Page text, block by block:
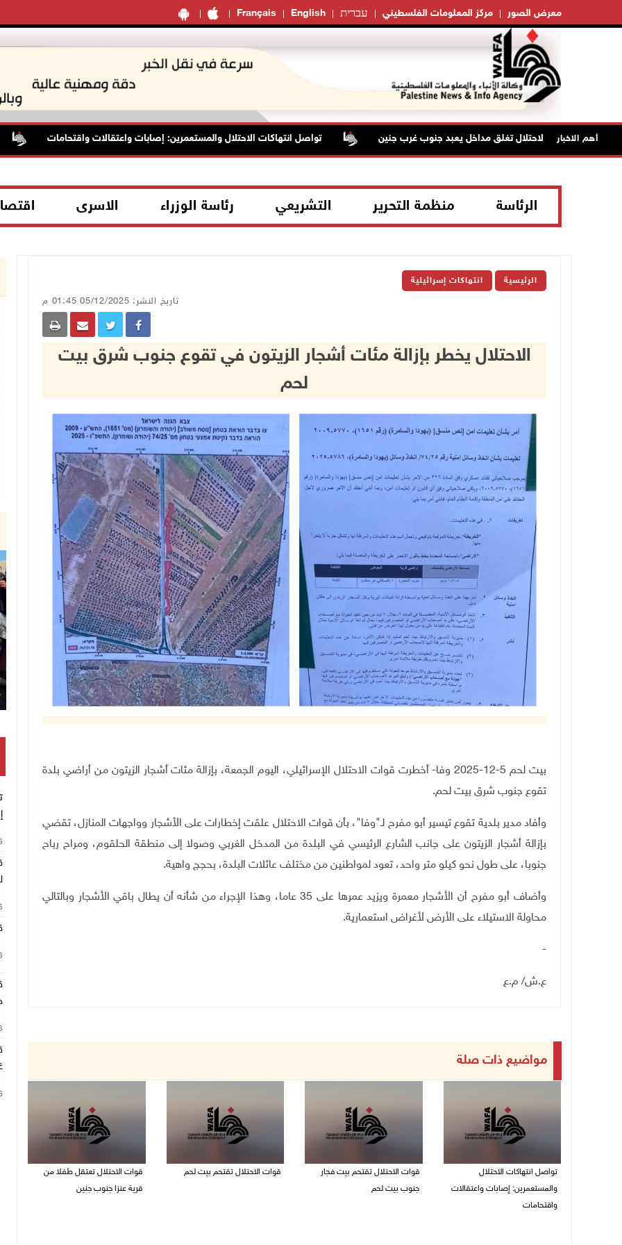
Français English עברית مركز المعلومات الفلسطيني معرض الصور
أهم الاخبار
قوات الاحتلال تغلق مداخل يعبد جنوب غرب جنين تواصل انتهاكات الاحتلال والمستعمرين: إصابات واعتقالات واقتحامات
الرئاسة منظمة التحرير التشريعي رئاسة الوزراء الاسرى
الرئيسية انتهاكات إسرائيلية
تاريخ النشر: 05/12/2025 01:45 م
الاحتلال يخطر بإزالة مئات أشجار الزيتون في تقوع جنوب شرق بيت
لحم
بيت لحم 5-12-2025 وفا- أخطرت قوات الاحتلال الإسرائيلي، اليوم الجمعة، بإزالة مئات أشجار الزيتون من أراضي بلدة
تقوع جنوب شرق بيت لحم.
وأفاد مدير بلدية تقوع تيسير أبو مفرح لـ"وفا"، بأن قوات الاحتلال علقت إخطارات على الأشجار وواجهات المنازل، تقضي
بإزالة أشجار الزيتون على جانب الشارع الرئيسي في البلدة من المدخل الغربي وصولا إلى منطقة الحلقوم، ومراح رباح
جنوبا، على طول نحو كيلو متر واحد، تعود لمواطنين من مختلف عائلات البلدة، بحجج واهية.
وأضاف أبو مفرح أن الأشجار معمرة ويزيد عمرها على 35 عاما، وهذا الإجراء من شأنه أن يطال باقي الأشجار وبالتالي
محاولة الاستيلاء على الأرض لأغراض استعمارية.
-
ع.ش/ م.ع
مواضيع ذات صلة
تواصل انتهاكات الاحتلال
والمستعمرين: إصابات واعتقالات
واقتحامات
قوات الاحتلال تقتحم بيت فجار
جنوب بيت لحم
قوات الاحتلال تقتحم بيت لحم
قوات الاحتلال تعتقل طفلا من
قرية عنزا جنوب جنين